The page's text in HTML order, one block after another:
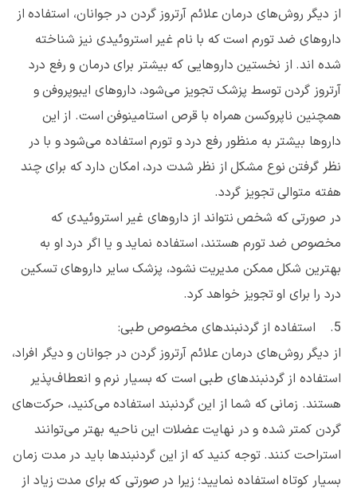
از دیگر روش‌های درمان علائم آرتروز گردن در جوانان، استفاده از
داروهای ضد تورم است که با نام غیر استروئیدی نیز شناخته
شده اند. از نخستین داروهایی که بیشتر برای درمان و رفع درد
آرتروز گردن توسط پزشک تجویز می‌شود، داروهای ایبوپروفن و
همچنین ناپروکسن همراه با قرص استامینوفن است. از این
داروها بیشتر به منظور رفع درد و تورم استفاده می‌شود و با در
نظر گرفتن نوع مشکل از نظر شدت درد، امکان دارد که برای چند
هفته متوالی تجویز گردد.
در صورتی که شخص نتواند از داروهای غیر استروئیدی که
مخصوص ضد تورم هستند، استفاده نماید و یا اگر درد او به
بهترین شکل ممکن مدیریت نشود، پزشک سایر داروهای تسکین
درد را برای او تجویز خواهد کرد.
5. استفاده از گردنبندهای مخصوص طبی:
از دیگر روش‌های درمان علائم آرتروز گردن در جوانان و دیگر افراد،
استفاده از گردنبندهای طبی است که بسیار نرم و انعطاف‌پذیر
هستند. زمانی که شما از این گردنبند استفاده می‌کنید، حرکت‌های
گردن کمتر شده و در نهایت عضلات این ناحیه بهتر می‌توانند
استراحت کنند. توجه کنید که از این گردنبندها باید در مدت زمان
بسیار کوتاه استفاده نمایید؛ زیرا در صورتی که برای مدت زیاد از